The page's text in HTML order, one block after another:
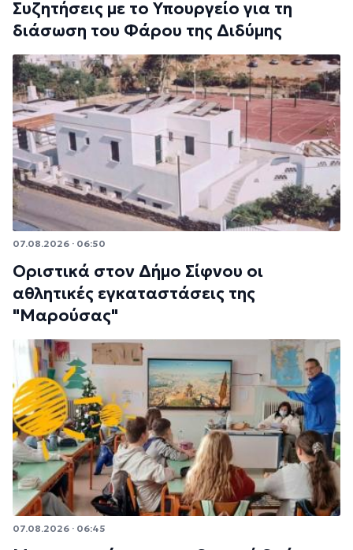
Συζητήσεις με το Υπουργείο για τη
διάσωση του Φάρου της Διδύμης
07.08.2026 · 06:50
Οριστικά στον Δήμο Σίφνου οι
αθλητικές εγκαταστάσεις της
"Μαρούσας"
07.08.2026 · 06:45